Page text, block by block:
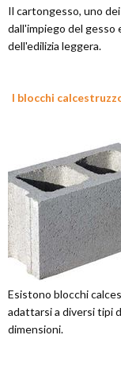
Il cartongesso, uno
dall'impiego del gesso
dell'edilizia leggera.
I blocchi
Esistono blocchi
adattarsi a diversi tipi
dimensioni.